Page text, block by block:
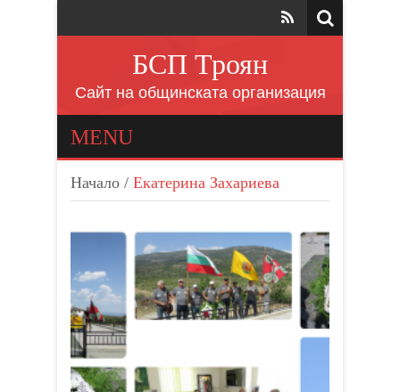
БСП Троян
Сайт на общинската организация
MENU
Начало / Екатерина Захариева